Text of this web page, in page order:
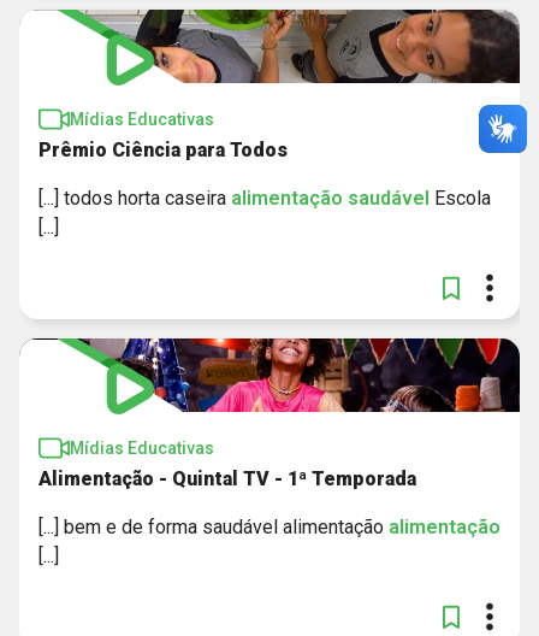
Mídias Educativas
Prêmio Ciência para Todos
[...] todos horta caseira alimentação saudável Escola
[...]
Mídias Educativas
Alimentação - Quintal TV - 1ª Temporada
[...] bem e de forma saudável alimentação alimentação
[...]